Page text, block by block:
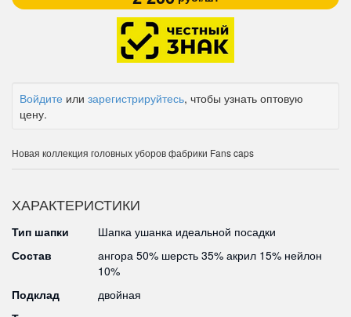
Войдите или зарегистрируйтесь, чтобы узнать оптовую
цену.
Новая коллекция головных уборов фабрики Fans caps
ХАРАКТЕРИСТИКИ
Тип шапки
Шапка ушанка идеальной посадки
Состав
ангора 50% шерсть 35% акрил 15% нейлон
10%
Подклад
двойная